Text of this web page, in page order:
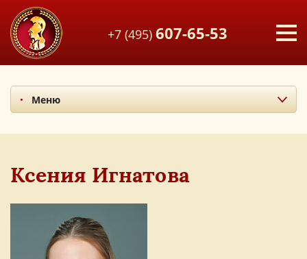
+7 (495) 607-65-53
Меню
Наши учителя
Фотоальбом
Мы в СМИ
Ксения Игнатова